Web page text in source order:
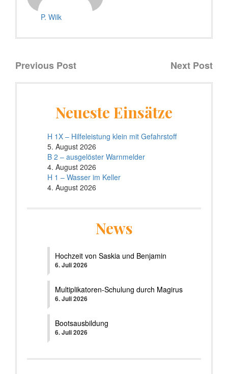
P. Wilk
Previous Post Next Post
Neueste Einsätze
H 1X – Hilfeleistung klein mit Gefahrstoff
5. August 2026
B 2 – ausgelöster Warnmelder
4. August 2026
H 1 – Wasser im Keller
4. August 2026
News
Hochzeit von Saskia und Benjamin
6. Juli 2026
Multiplikatoren-Schulung durch Magirus
6. Juli 2026
Bootsausbildung
6. Juli 2026